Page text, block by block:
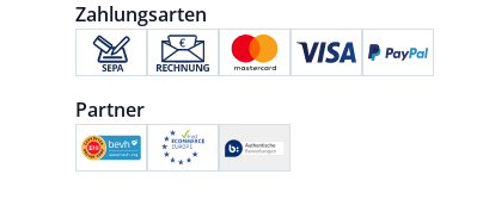
Zahlungsarten
Partner